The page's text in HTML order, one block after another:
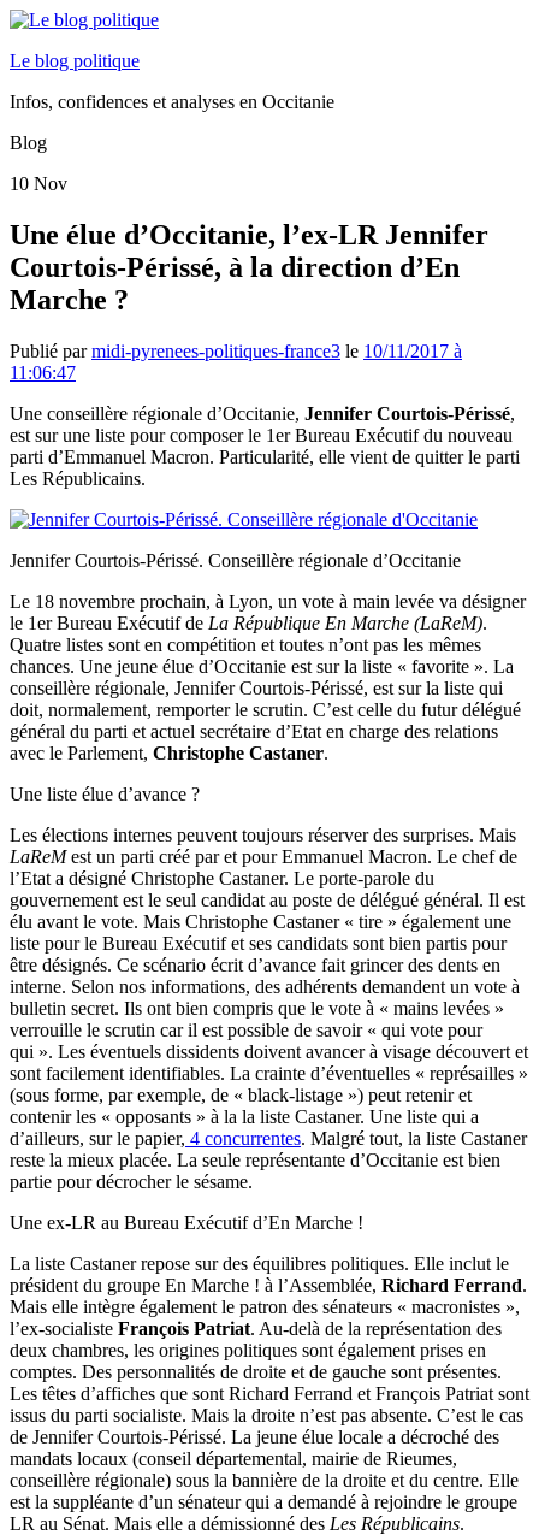
Le blog politique
Infos, confidences et analyses en Occitanie
Blog
10 Nov
Une élue d’Occitanie, l’ex-LR Jennifer
Courtois-Périssé, à la direction d’En
Marche ?
Publié parmidi-pyrenees-politiques-france3 le 10/11/2017 à
11:06:47
Une conseillère régionale d’Occitanie, Jennifer Courtois-Périssé,
est sur une liste pour composer le 1er Bureau Exécutif du nouveau
parti d’Emmanuel Macron. Particularité, elle vient de quitter le parti
Les Républicains.
Jennifer Courtois-Périssé. Conseillère régionale d’Occitanie
Le 18 novembre prochain, à Lyon, un vote à main levée va désigner
le 1er Bureau Exécutif de La République En Marche (LaReM).
Quatre listes sont en compétition et toutes n’ont pas les mêmes
chances. Une jeune élue d’Occitanie est sur la liste « favorite ». La
conseillère régionale, Jennifer Courtois-Périssé, est sur la liste qui
doit, normalement, remporter le scrutin. C’est celle du futur délégué
général du parti et actuel secrétaire d’Etat en charge des relations
avec le Parlement, Christophe Castaner.
Une liste élue d’avance ?
Les élections internes peuvent toujours réserver des surprises. Mais
LaReMest un parti créé par et pour Emmanuel Macron. Le chef de
l’Etat a désigné Christophe Castaner. Le porte-parole du
gouvernement est le seul candidat au poste de délégué général. Il est
élu avant le vote. Mais Christophe Castaner « tire » également une
liste pour le Bureau Exécutif et ses candidats sont bien partis pour
être désignés. Ce scénario écrit d’avance fait grincer des dents en
interne. Selon nos informations, des adhérents demandent un vote à
bulletin secret. Ils ont bien compris que le vote à « mains levées »
verrouille le scrutin car il est possible de savoir « qui vote pour
qui ». Les éventuels dissidents doivent avancer à visage découvert et
sont facilement identifiables. La crainte d’éventuelles « représailles »
(sous forme, par exemple, de « black-listage ») peut retenir et
contenir les « opposants » à la la liste Castaner. Une liste qui a
d’ailleurs, sur le papier, 4 concurrentes. Malgré tout, la liste Castaner
reste la mieux placée. La seule représentante d’Occitanie est bien
partie pour décrocher le sésame.
Une ex-LR au Bureau Exécutif d’En Marche !
La liste Castaner repose sur des équilibres politiques. Elle inclut le
président du groupe En Marche ! à l’Assemblée, Richard Ferrand.
Mais elle intègre également le patron des sénateurs « macronistes »,
l’ex-socialiste François Patriat. Au-delà de la représentation des
deux chambres, les origines politiques sont également prises en
comptes. Des personnalités de droite et de gauche sont présentes.
Les têtes d’affiches que sont Richard Ferrand et François Patriat sont
issus du parti socialiste. Mais la droite n’est pas absente. C’est le cas
de Jennifer Courtois-Périssé. La jeune élue locale a décroché des
mandats locaux (conseil départemental, mairie de Rieumes,
conseillère régionale) sous la bannière de la droite et du centre. Elle
est la suppléante d’un sénateur qui a demandé à rejoindre le groupe
LR au Sénat. Mais elle a démissionné des Les Républicains.